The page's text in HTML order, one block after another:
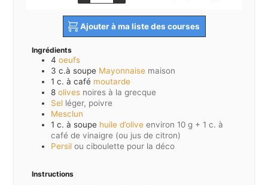
Ajouter à ma liste des courses
Ingrédients
4 oeufs
3 c.à soupe Mayonnaise maison
1 c. à café moutarde
8 olives noires à la grecque
Sel léger, poivre
Mesclun
1 c. à soupe huile d’olive environ 10 g + 1 c. à
café de vinaigre (ou jus de citron)
Persil ou ciboulette pour la déco
Instructions